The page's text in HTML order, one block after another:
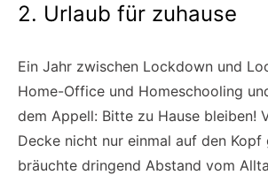
2. Urlaub für zuhause
Ein Jahr zwischen Lockdown und
Home-Office und Homeschooling
dem Appell: Bitte zu Hause bleiben!
Decke nicht nur einmal auf den Kopf
bräuchte dringend Abstand vom